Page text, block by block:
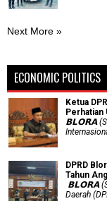
Next More »
ECONOMIC POLITICS
Ketua
Perhatian
​𝗕𝗟𝗢𝗥𝗔
DPRD
Tahun
𝗕𝗟𝗢𝗥𝗔
Daerah